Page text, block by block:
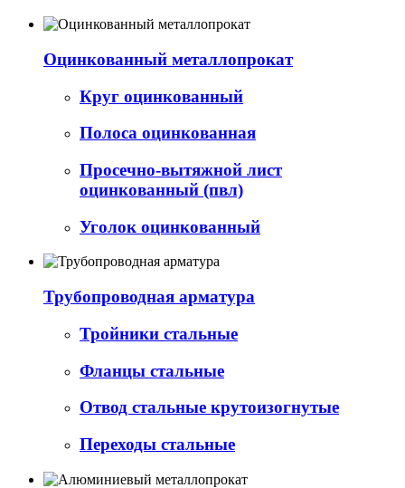
Оцинкованный металлопрокат
Круг оцинкованный
Полоса оцинкованная
Просечно-вытяжной лист
оцинкованный (пвл)
Уголок оцинкованный
Трубопроводная арматура
Тройники стальные
Фланцы стальные
Отвод стальные крутоизогнутые
Переходы стальные